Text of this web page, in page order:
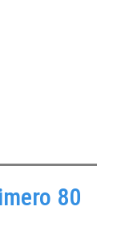
80